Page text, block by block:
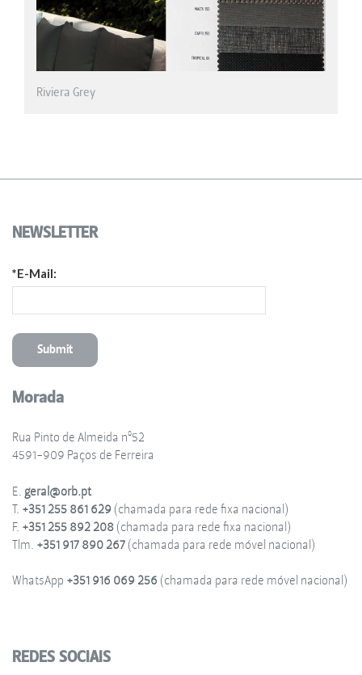
NEWSLETTER
*E-Mail:
Morada
Rua Pinto de Almeida nº52
4591-909 Paços de Ferreira
E. geral@orb.pt
T. +351 255 861 629 (chamada para rede fixa nacional)
F. +351 255 892 208(chamada para rede fixa nacional)
Tlm. +351 917 890 267(chamada para rede móvel nacional)
WhatsApp +351 916 069 256 (chamada para rede móvel nacional)
REDES SOCIAIS